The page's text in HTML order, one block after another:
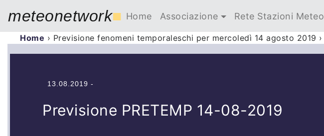
meteonetwork■ Home Associazione Rete Stazioni Meteo
Home › Previsione fenomeni temporaleschi per mercoledì 14 agosto 2019 ›
13.08.2019 -
Previsione PRETEMP 14-08-2019